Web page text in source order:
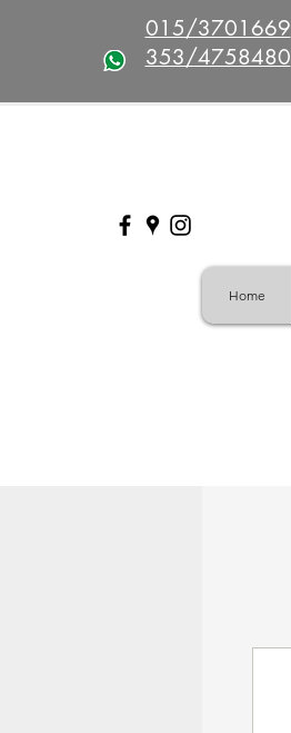
015/3701669
353/4758480
Home